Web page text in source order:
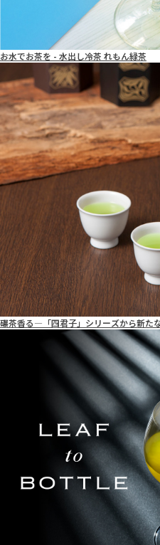
お水でお茶を - 水出し冷茶 れもん緑茶
碾茶香る―「四君子」シリーズから新た